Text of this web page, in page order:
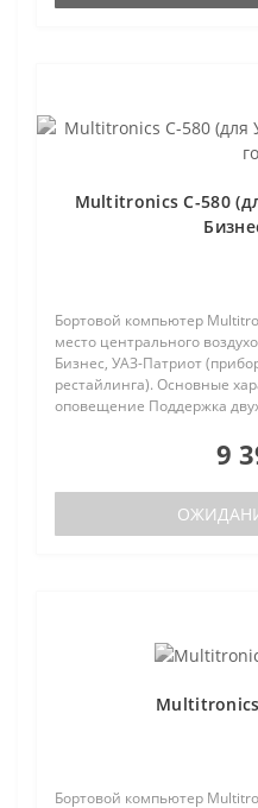
Multitronics C-580
Бортовой компьютер
место центрального
Бизнес, УАЗ-Патриот
рестайлинга). Основные
оповещение Поддержка
9
Multitronics
Бортовой компьютер